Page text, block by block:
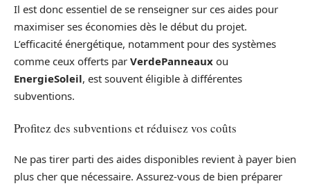
Il est donc essentiel de se renseigner sur ces aides pour
maximiser ses économies dès le début du projet.
L’efficacité énergétique, notamment pour des systèmes
comme ceux offerts par VerdePanneaux ou
EnergieSoleil, est souvent éligible à différentes
subventions.
Profitez des subventions et réduisez vos coûts
Ne pas tirer parti des aides disponibles revient à payer bien
plus cher que nécessaire. Assurez-vous de bien préparer